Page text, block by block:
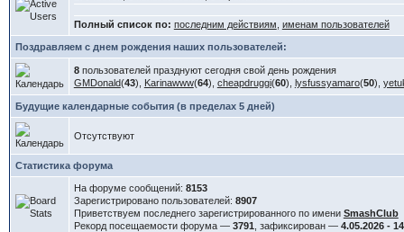
Полный список по: последним действиям именам пользователей
Поздравляем с днем рождения наших пользователей:
8пользователей празднуют сегодня свой день рождения
GMDonald(43), Karinawww(64), cheapdruggi(60), lysfussyamaro(50),
Будущие календарные события (в пределах 5 дней)
Отсутствуют
Статистика форума
На форуме сообщений: 8153
Зарегистрировано пользователей: 8907
Приветствуем последнего зарегистрированного по имени SmashClub
Рекорд посещаемости форума — 3791 , зафиксирован — 4.05.2026 -